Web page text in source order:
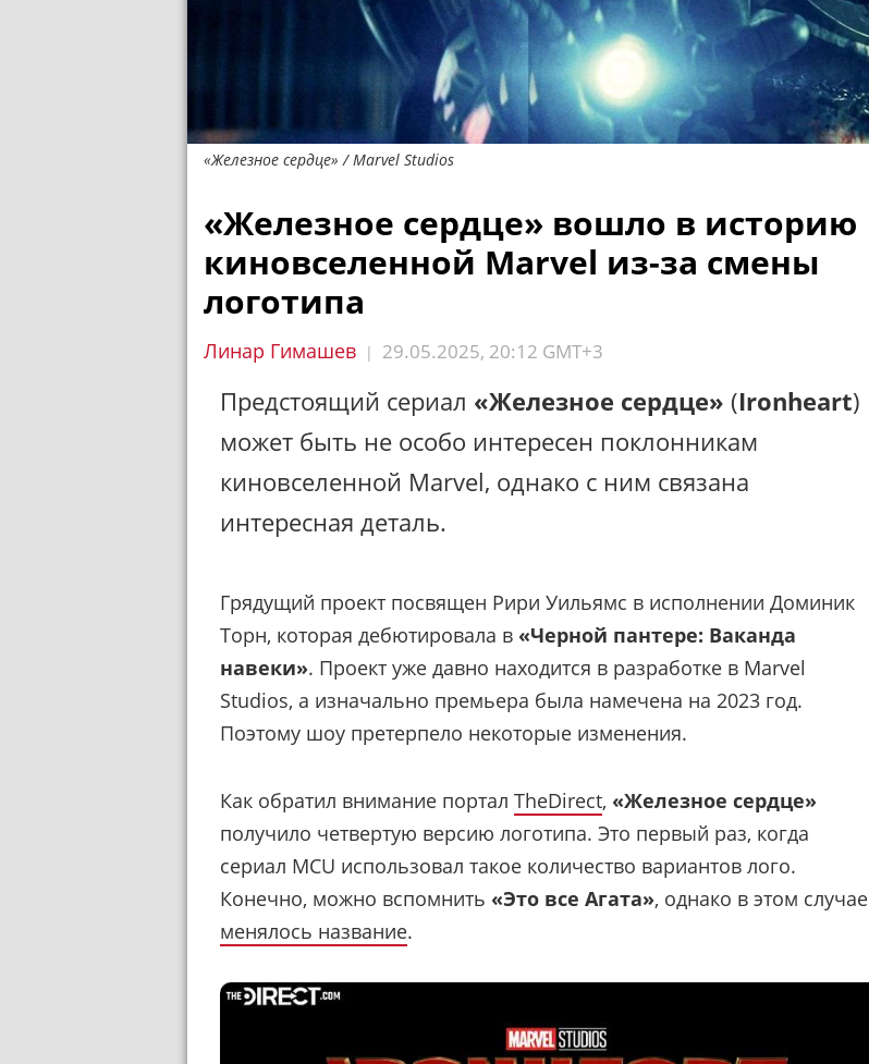
«Железное сердце» / Marvel Studios
«Железное сердце» вошло в историю
киновселенной Marvel из-за смены
логотипа
Линар Гимашев | 29.05.2025, 20:12 GMT+3
Предстоящий сериал «Железное сердце» (Ironheart)
может быть не особо интересен поклонникам
киновселенной Marvel, однако с ним связана
интересная деталь.
Грядущий проект посвящен Рири Уильямс в исполнении Доминик
Торн, которая дебютировала в «Черной пантере: Ваканда
навеки». Проект уже давно находится в разработке в Marvel
Studios, а изначально премьера была намечена на 2023 год.
Поэтому шоу претерпело некоторые изменения.
Как обратил внимание портал TheDirect, «Железное сердце»
получило четвертую версию логотипа. Это первый раз, когда
сериал MCU использовал такое количество вариантов лого.
Конечно, можно вспомнить «Это все Агата», однако в этом случае
менялось название.